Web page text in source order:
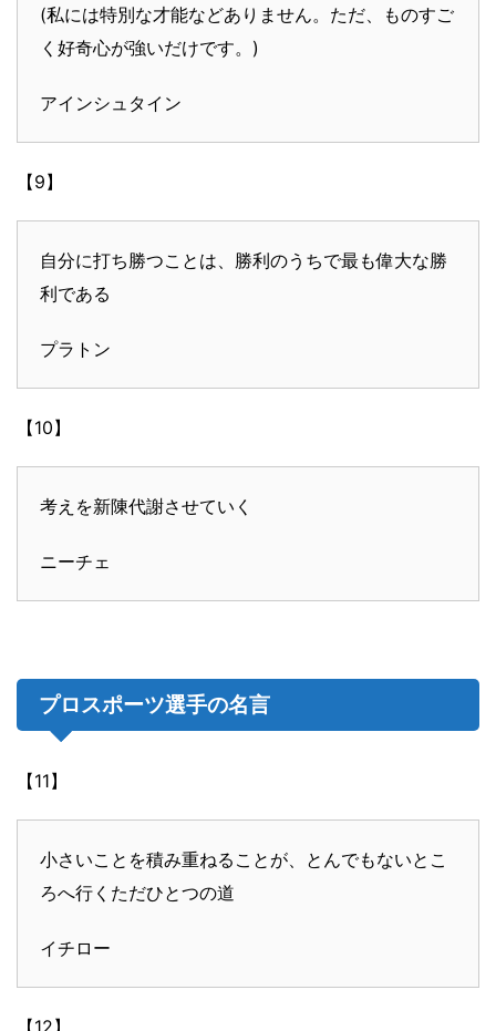
(私には特別な才能などありません。ただ、ものすご
く好奇心が強いだけです。)
アインシュタイン
【9】
自分に打ち勝つことは、勝利のうちで最も偉大な勝
利である
プラトン
【10】
考えを新陳代謝させていく
ニーチェ
プロスポーツ選手の名言
【11】
小さいことを積み重ねることが、とんでもないとこ
ろへ行くただひとつの道
イチロー
【12】